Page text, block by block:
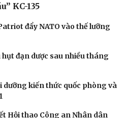
KC-135
đẩy NATO vào thế lưỡng
đạn dược sau nhiều tháng
dưỡng kiến thức quốc phòng và
Hội thao Công an Nhân dân